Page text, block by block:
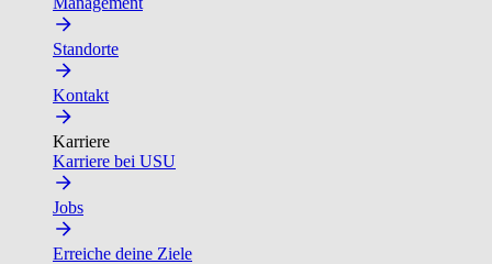
Standorte
Kontakt
Karriere
Karriere bei USU
Jobs
Erreiche deine Ziele